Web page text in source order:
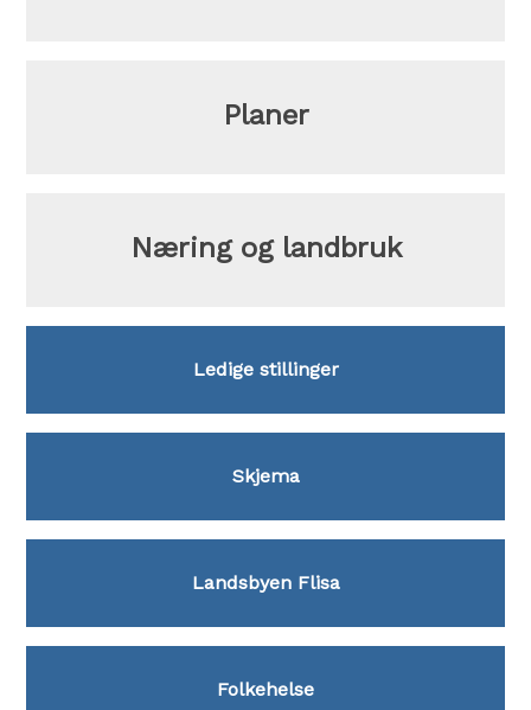
Planer
Næring og landbruk
Ledige stillinger
Skjema
Landsbyen Flisa
Folkehelse